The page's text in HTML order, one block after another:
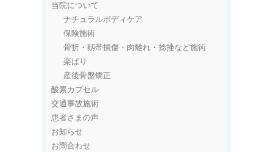
当院について
ナチュラルボディケア
保険施術
骨折・靱帯損傷・肉離れ・捻挫など施術
楽ばり
産後骨盤矯正
酸素カプセル
交通事故施術
患者さまの声
お知らせ
お問合わせ